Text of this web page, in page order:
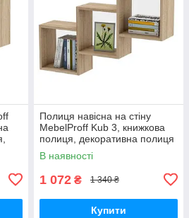
Полиця навісна на стіну
MebelProff Kub 3, книжкова
полиця, декоративна полиця
в кімнату, будинок.
В наявності
1 072 ₴ 1 340 ₴
Купити